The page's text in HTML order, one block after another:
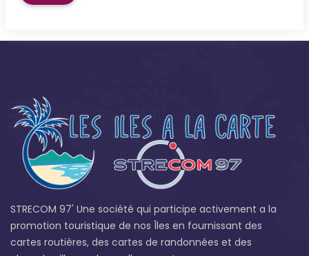
STRECOM 97' Une société qui participe activement a la
promotion touristique de nos Îles en fournissant des
cartes routières, des cartes de randonnées et des